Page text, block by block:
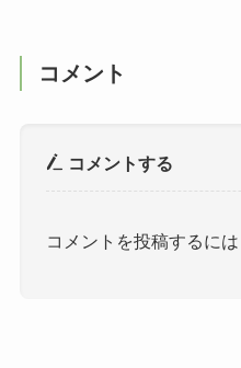
コメント
コメントする
コメントを投稿するには